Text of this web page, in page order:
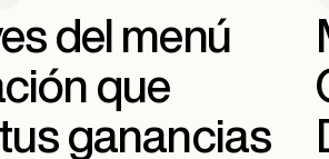
del menú
que
ganancias